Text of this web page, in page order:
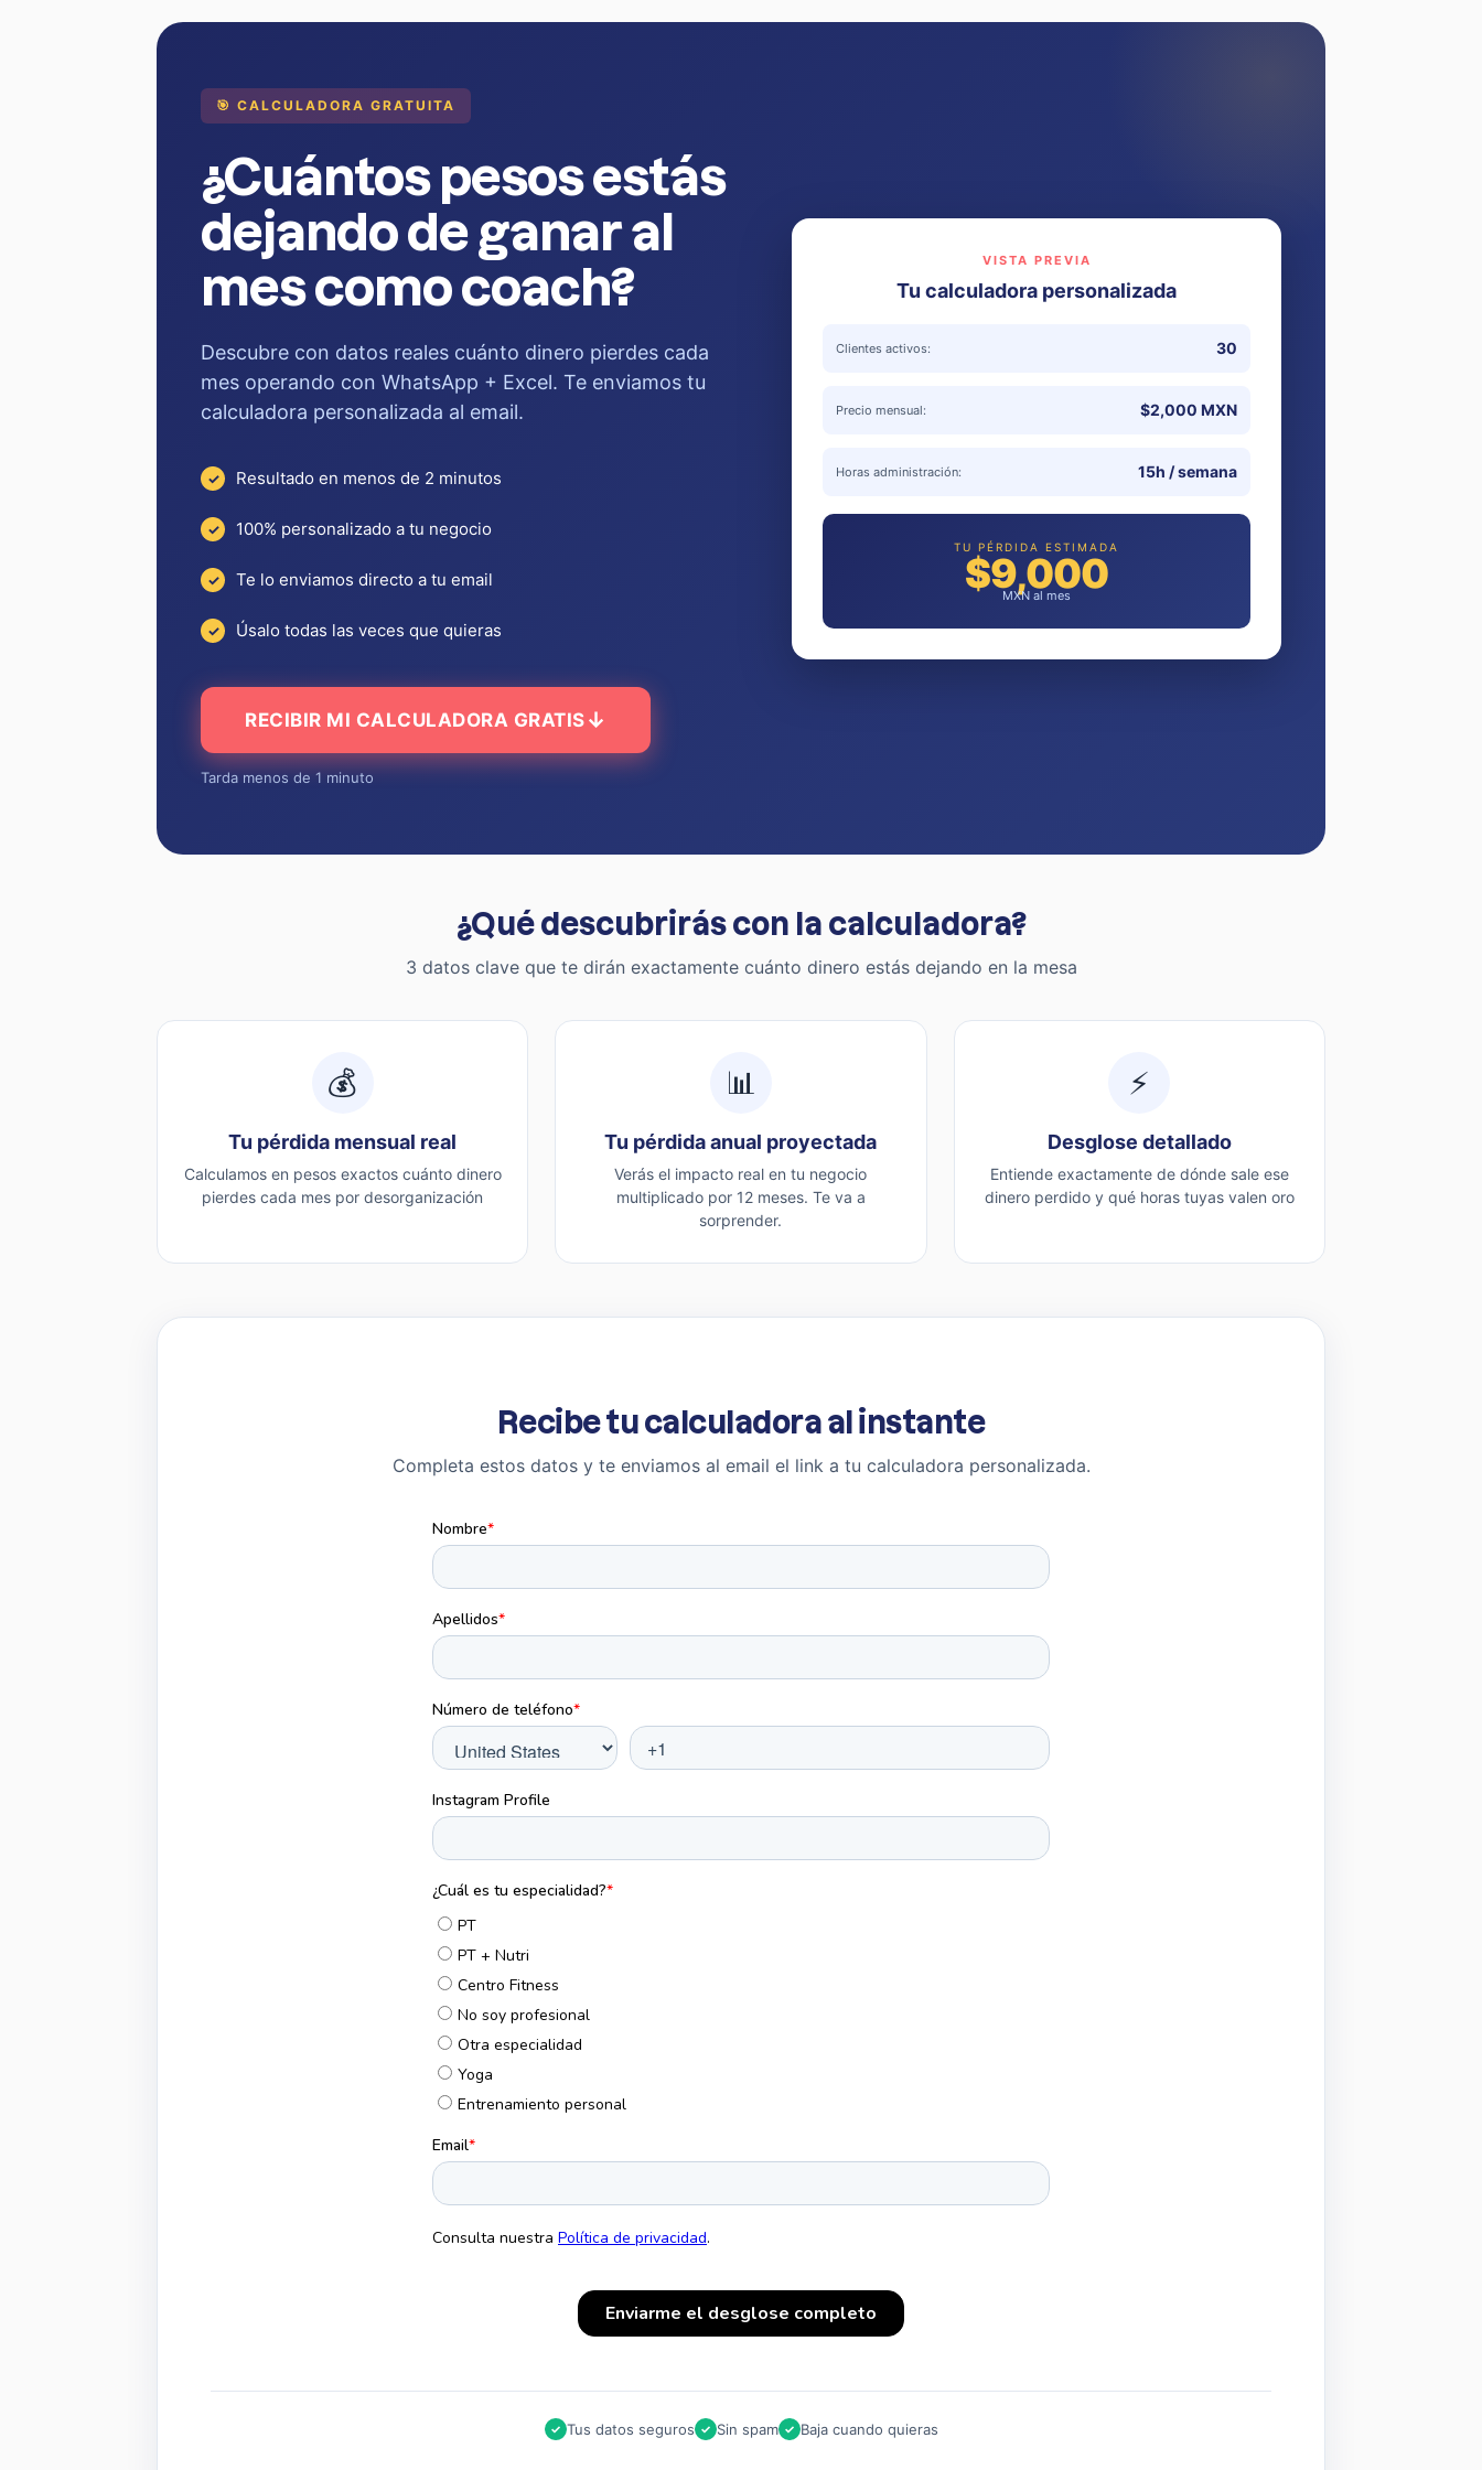
🎯 CALCULADORA GRATUITA
¿Cuántos pesos estás
dejando de ganar al
mes como coach?
Descubre con datos reales cuánto dinero pierdes cada
mes operando con WhatsApp + Excel. Te enviamos tu
calculadora personalizada al email.
Resultado en menos de 2 minutos
100% personalizado a tu negocio
Te lo enviamos directo a tu email
Úsalo todas las veces que quieras
RECIBIR MI CALCULADORA GRATIS ↓
Tarda menos de 1 minuto
VISTA PREVIA
Tu calculadora personalizada
Clientes activos: 30
Precio mensual: $2,000 MXN
Horas administración: 15h / semana
TU PÉRDIDA ESTIMADA
$9,000
MXN al mes
¿Qué descubrirás con la calculadora?
3 datos clave que te dirán exactamente cuánto dinero estás dejando en la mesa
💰
Tu pérdida mensual real
Calculamos en pesos exactos cuánto dinero
pierdes cada mes por desorganización
📊
Tu pérdida anual proyectada
Verás el impacto real en tu negocio
multiplicado por 12 meses. Te va a
sorprender.
⚡
Desglose detallado
Entiende exactamente de dónde sale ese
dinero perdido y qué horas tuyas valen oro
Recibe tu calculadora al instante
Completa estos datos y te enviamos al email el link a tu calculadora personalizada.
✓ Tus datos seguros ✓ Sin spam ✓ Baja cuando quieras